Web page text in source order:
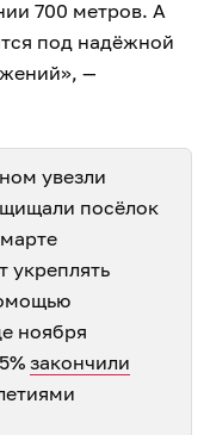
700 метров. А
под надёжной
—
увезли
посёлок
укреплять
ноября
закончили